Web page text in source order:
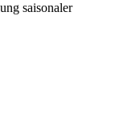
saisonaler